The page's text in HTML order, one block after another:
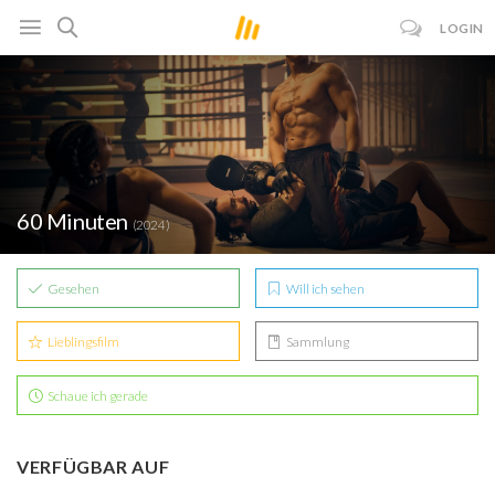
LOGIN
60 Minuten (2024)
Gesehen Will ich sehen
Lieblingsfilm Sammlung
Schaue ich gerade
VERFÜGBAR AUF